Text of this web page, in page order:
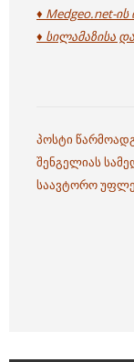
♦ Medgeo.net-
♦ სილამაზისა
პოსტი
შენგელიას
საავტორო